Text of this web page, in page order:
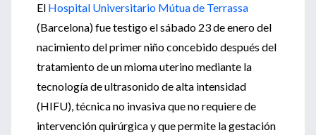
El Hospital Universitario Mútua de Terrassa
(Barcelona) fue testigo el sábado 23 de enero del
nacimiento del primer niño concebido después del
tratamiento de un mioma uterino mediante la
tecnología de ultrasonido de alta intensidad
(HIFU), técnica no invasiva que no requiere de
intervención quirúrgica y que permite la gestación